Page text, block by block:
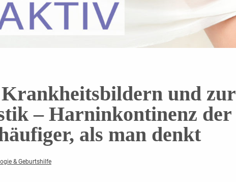
und zur
– Harninkontinenz der
als man denkt
& Geburtshilfe